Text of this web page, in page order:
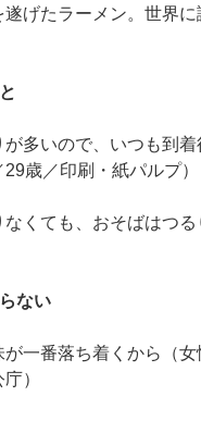
遂げたラーメン。世界
が多いので、いつも到
歳／印刷・紙パルプ）
くても、おそばはつる
ない
が一番落ち着くから（
）